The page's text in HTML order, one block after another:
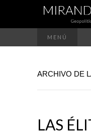
MENÚ
ARCHIVO DE
LAS